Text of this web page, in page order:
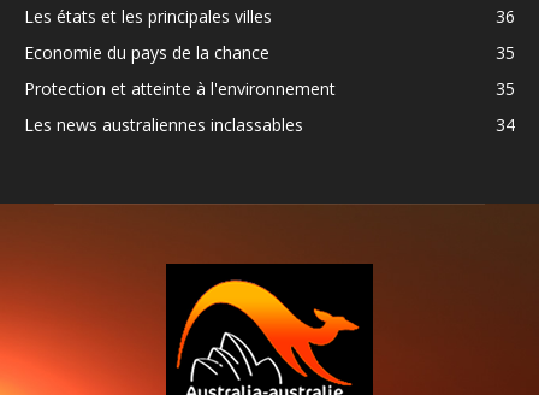
Les états et les principales villes
36
Economie du pays de la chance
35
Protection et atteinte à l'environnement
35
Les news australiennes inclassables
34